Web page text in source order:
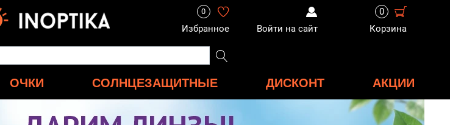
0
Избранное Войти на сайт
0
Корзина
ОЧКИ СОЛНЦЕЗАЩИТНЫЕ ДИСКОНТ АКЦИИ